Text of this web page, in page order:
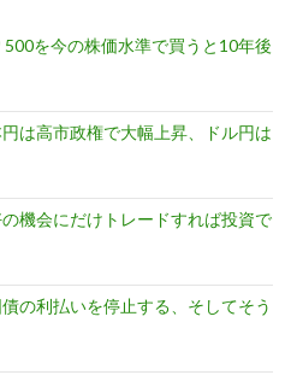
を今の株価水準で買うと10年後
は高市政権で大幅上昇、ドル円は
機会にだけトレードすれば投資で
の利払いを停止する、そしてそう